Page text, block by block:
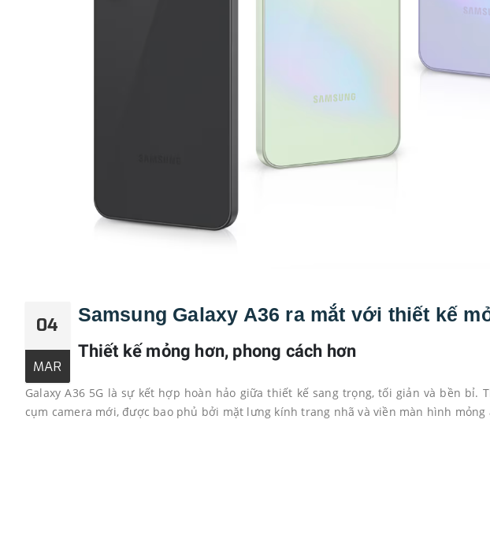
04
MAR
Samsung Galaxy A36 ra mắt với thiết kế
Thiết kế mỏng hơn, phong cách hơn
Galaxy A36 5G là sự kết hợp hoàn hảo giữa thiết kế sang trọng, tối giản và bền bỉ.
cụm camera mới, được bao phủ bởi mặt lưng kính trang nhã và viền màn hình